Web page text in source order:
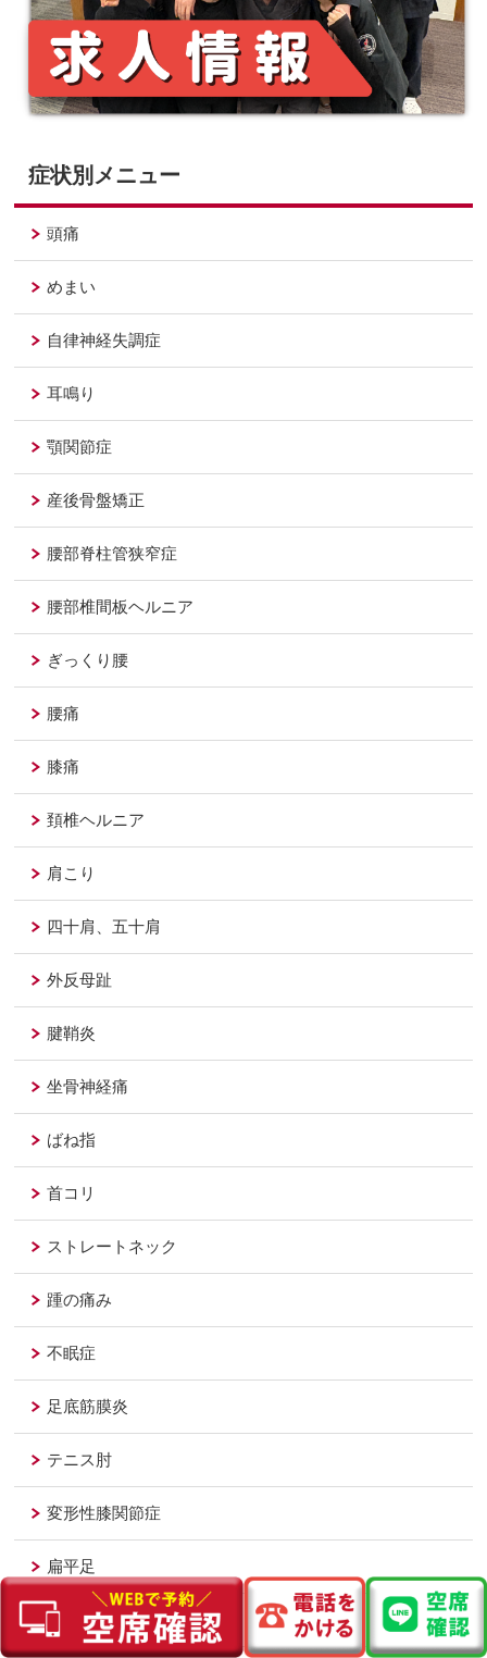
症状別メニュー
頭痛
めまい
自律神経失調症
耳鳴り
顎関節症
産後骨盤矯正
腰部脊柱管狭窄症
腰部椎間板ヘルニア
ぎっくり腰
腰痛
膝痛
頚椎ヘルニア
肩こり
四十肩、五十肩
外反母趾
腱鞘炎
坐骨神経痛
ばね指
首コリ
ストレートネック
踵の痛み
不眠症
足底筋膜炎
テニス肘
変形性膝関節症
扁平足
むち打ち